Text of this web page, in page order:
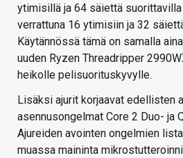
ytimisillä ja 64 säiettä
verrattuna 16 ytimisiin ja 32
Käytännössä tämä on samalla
uuden Ryzen Threadripper
heikolle pelisuorituskyvylle.
Lisäksi ajurit korjaavat edellisten
asennusongelmat Core 2 Duo- ja
Ajureiden avointen ongelmien
muassa maininta